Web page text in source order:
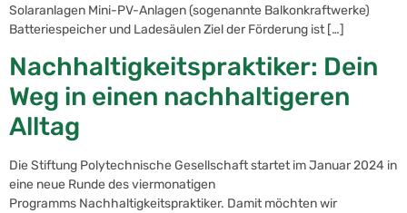
Solaranlagen Mini-PV-Anlagen (sogenannte Balkonkraftwerke)
Batteriespeicher und Ladesäulen Ziel der Förderung ist […]
Nachhaltigkeitspraktiker: Dein
Weg in einen nachhaltigeren
Alltag
Die Stiftung Polytechnische Gesellschaft startet im Januar 2024 in
eine neue Runde des viermonatigen
Programms Nachhaltigkeitspraktiker. Damit möchten wir